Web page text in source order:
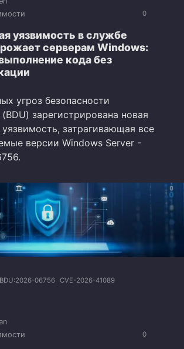
0
уязвимость в службе
серверам Windows:
кода без
угроз безопасности
зарегистрирована новая
уязвимость, затрагивающая все
версии Windows Server -
BDU:2026-06756 CVE-2026-41089
0